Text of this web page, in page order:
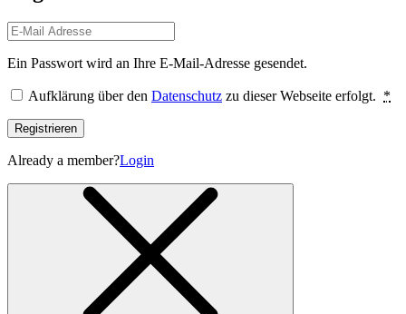
Ein Passwort wird an Ihre E-Mail-Adresse gesendet.
Aufklärung über den Datenschutz zu dieser Webseite erfolgt. *
Registrieren
Already a member?Login